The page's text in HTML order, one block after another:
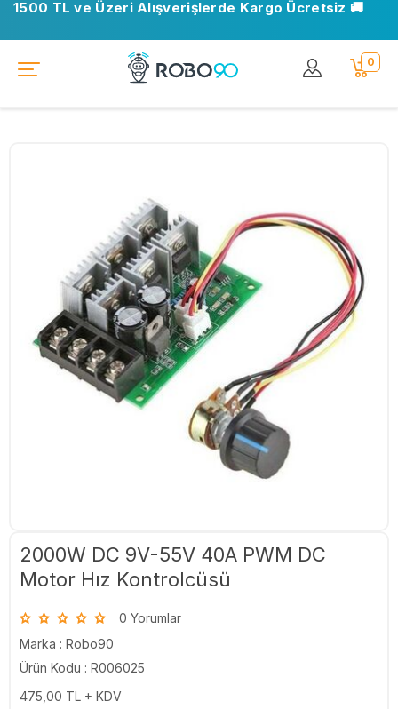
1500 TL ve Üzeri Alışverişlerde Kargo Ücretsiz 🚚
0
2000W DC 9V-55V 40A PWM DC
Motor Hız Kontrolcüsü
0 Yorumlar
Marka : Robo90
Ürün Kodu : R006025
475,00 TL + KDV